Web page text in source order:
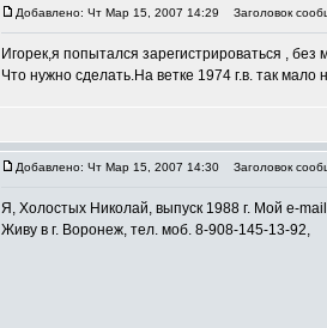
Добавлено: Чт Мар 15, 2007 14:29 Заголовок
Игорек,я попытался зарегистрироваться ,
Что нужно сделать.На ветке 1974 г.в. так
Добавлено: Чт Мар 15, 2007 14:30 Заголовок
Я, Холостых Николай, выпуск 1988 г. Мой e-
Живу в г. Воронеж, тел. моб. 8-908-145-13-92,